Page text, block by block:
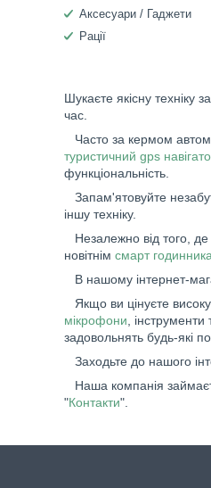
Аксесуари / Гаджети
Рації
Шукаєте якісну техніку
час.
Часто за кермом
туристичний gps
функціональність.
Запам'ятовуйте
іншу техніку.
Незалежно від того, де
новітнім смарт
В нашому інтернет-
Якщо ви цінуєте
мікрофони ,
задовольнять будь-які
Заходьте до нашого
Наша компанія
"Контакти".